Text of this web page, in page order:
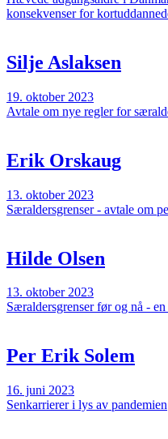
konsekvenser for
Silje Aslaksen
19. oktober 2023
Avtale om nye regler for
Erik Orskaug
13. oktober 2023
Særaldersgrenser - avtale om
Hilde Olsen
13. oktober 2023
Særaldersgrenser før og nå -
Per Erik Solem
16. juni 2023
Senkarrierer i lys av pandemien